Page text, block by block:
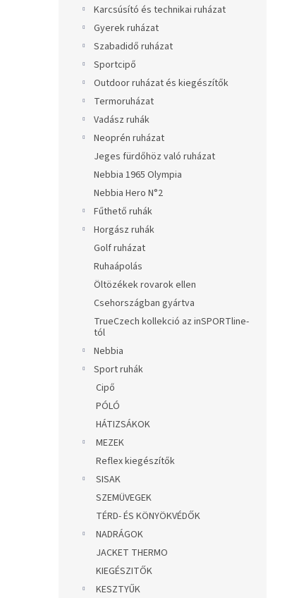
Karcsúsító és technikai ruházat
Gyerek ruházat
Szabadidő ruházat
Sportcipő
Outdoor ruházat és kiegészítők
Termoruházat
Vadász ruhák
Neoprén ruházat
Jeges fürdőhöz való ruházat
Nebbia 1965 Olympia
Nebbia Hero N°2
Fűthető ruhák
Horgász ruhák
Golf ruházat
Ruhaápolás
Öltözékek rovarok ellen
Csehországban gyártva
TrueCzech kollekció az inSPORTline-
tól
Nebbia
Sport ruhák
Cipő
PÓLÓ
HÁTIZSÁKOK
MEZEK
Reflex kiegészítők
SISAK
SZEMÜVEGEK
TÉRD- ÉS KÖNYÖKVÉDŐK
NADRÁGOK
JACKET THERMO
KIEGÉSZITŐK
KESZTYŰK